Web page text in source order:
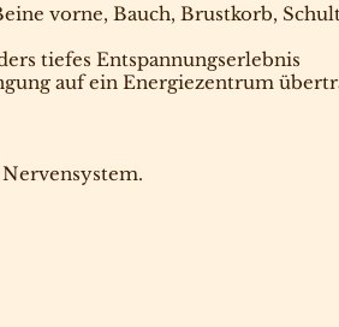
vorne, Bauch, Brustkorb,
tiefes Entspannungserlebnis
auf ein Energiezentrum